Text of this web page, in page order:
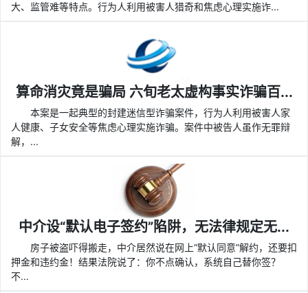
大、监管难等特点。行为人利用被害人猎奇和焦虑心理实施诈...
算命消灾竟是骗局 六旬老太虚构事实诈骗百...
本案是一起典型的封建迷信型诈骗案件，行为人利用被害人家
人健康、子女安全等焦虑心理实施诈骗。案件中被告人虽作无罪辩
解，...
中介设“默认电子签约”陷阱，无法律规定无...
房子被盗吓得搬走，中介居然说在网上“默认同意”解约，还要扣
押金和违约金！结果法院说了：你不点确认，系统自己替你签？
不...